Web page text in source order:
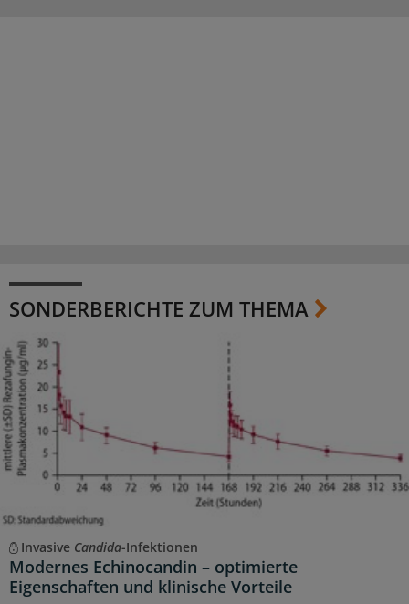
SONDERBERICHTE ZUM THEMA
Invasive Candida-Infektionen
Modernes Echinocandin – optimierte
Eigenschaften und klinische Vorteile